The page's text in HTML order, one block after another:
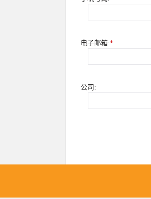
电子邮箱:*
公司: